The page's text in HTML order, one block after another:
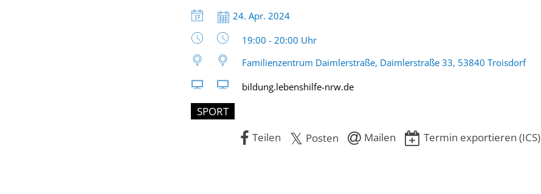
Datum:
24. Apr. 2024
Uhrzeit:
19:00 - 20:00 Uhr
Familienzentrum Daimlerstraße, Daimlerstraße 33, 53840 Troisdorf
bildung.lebenshilfe-nrw.de
SPORT
Teilen
Posten Mailen Termin exportieren (ICS)